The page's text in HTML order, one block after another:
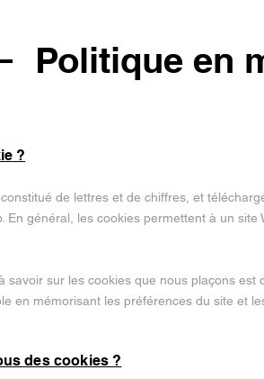
Politique en
?
de lettres et de chiffres, et
En général, les cookies permettent à un
savoir sur les cookies que nous plaçons est
en mémorisant les préférences du site et
des cookies ?